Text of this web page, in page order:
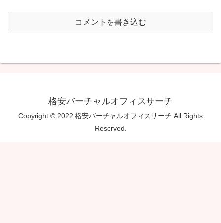
コメントを書き込む
格安バーチャルオフィスサーチ
Copyright © 2022 格安バーチャルオフィスサーチ All Rights
Reserved.